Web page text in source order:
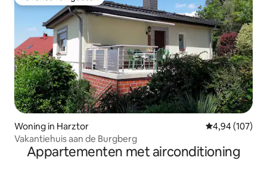
Woning in Harztor Gemiddelde
4,94 (107)
Vakantiehuis aan de Burgberg
Appartementen met airconditioning